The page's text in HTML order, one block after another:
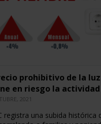
prohibitivo de la
en riesgo la actividad
2021
registra una subida histórica